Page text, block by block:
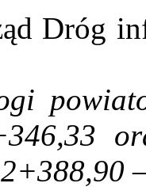
Dróg